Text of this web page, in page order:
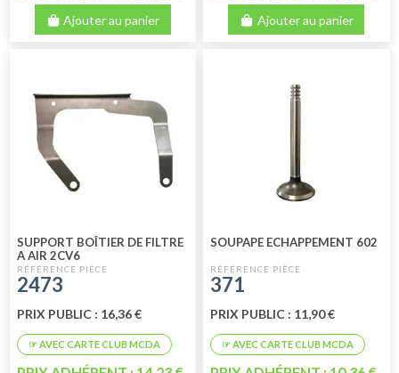
Ajouter au panier Ajouter au panier
SUPPORT BOÎTIER DE FILTRE
A AIR 2CV6
2473
PRIX PUBLIC : 16,36 €
SOUPAPE ECHAPPEMENT 602
371
PRIX PUBLIC : 11,90 €